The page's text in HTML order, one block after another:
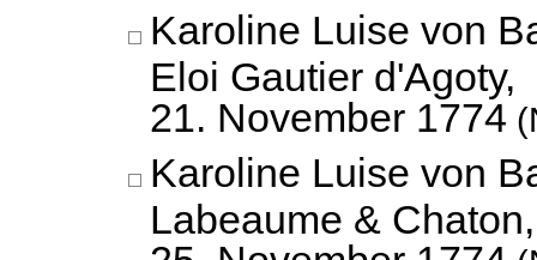
Karoline Luise von
Eloi Gautier d'Agoty,
21. November 1774
Karoline Luise von
Labeaume & Chaton,